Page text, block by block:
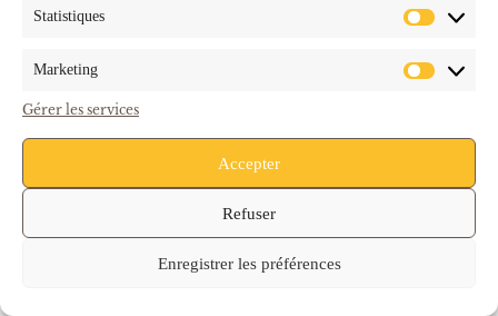
Statistiques
Marketing
Gérer les services
Accepter
Refuser
Enregistrer les préférences
1 égouttoir
capacité
vitesse de production